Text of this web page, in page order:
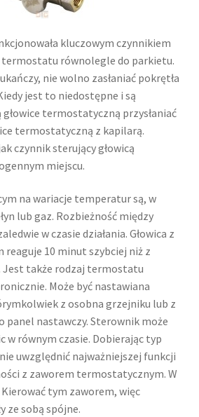
kluczowym czynnikiem
równolegle do parkietu.
nie wolno zasłaniać pokrętła
jest to niedostępne i są
termostatyczną przysłaniać
termostatyczną z kapilarą.
czynnik sterujący głowicą
miejscu.
na wariacje temperatur są, w
lub gaz. Rozbieżność między
w czasie działania. Głowica z
reaguje 10 minut szybciej niż z
Jest także rodzaj termostatu
Może być nastawiana
z osobna grzejniku lub z
panel nastawczy. Sterownik może
w równym czasie. Dobierając typ
uwzględnić najważniejszej funkcji
z zaworem termostatycznym. W
tym zaworem, więc
ze sobą spójne.